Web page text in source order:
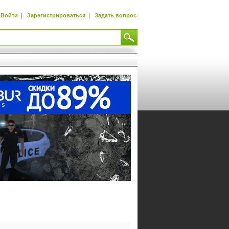
Войти | Зарегистрироваться | Задать вопрос